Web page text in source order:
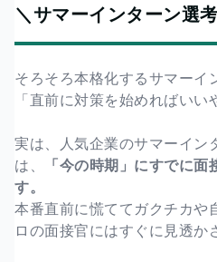
＼サマーインターン選
そろそろ本格化するサマーイ
「直前に対策を始めればい
実は、人気企業のサマーイン
は、
「今の時期」にすでに面
す。
本番直前に慌ててガクチカや
ロの面接官にはすぐに見透か